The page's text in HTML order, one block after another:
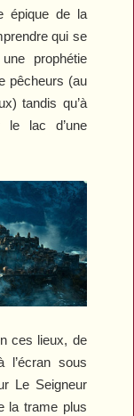
épique de la
qui se
prophétie
pêcheurs (au
tandis qu’à
le lac d’une
ces lieux, de
sous
Le Seigneur
la trame plus